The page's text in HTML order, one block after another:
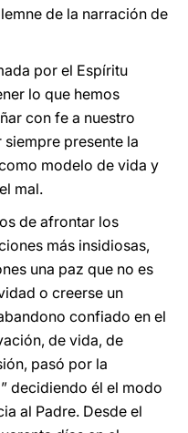
de la narración de
por el Espíritu
lo que hemos
con fe a nuestro
presente la
modelo de vida y
mal.
de afrontar los
más insidiosas,
una paz que no es
o creerse un
confiado en el
de vida, de
pasó por la
decidiendo él el modo
al Padre. Desde el